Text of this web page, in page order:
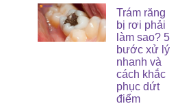
Trám răng
bị rơi phải
làm sao? 5
bước xử lý
nhanh và
cách khắc
phục dứt
điểm